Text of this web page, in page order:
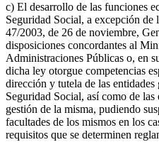
c) El desarrollo de las funciones
Seguridad Social, a excepción de
47/2003, de 26 de noviembre,
disposiciones concordantes al
Administraciones Públicas o, en
dicha ley otorgue competencias
dirección y tutela de las
Seguridad Social, así como de
gestión de la misma, pudiendo
facultades de los mismos en los
requisitos que se determinen